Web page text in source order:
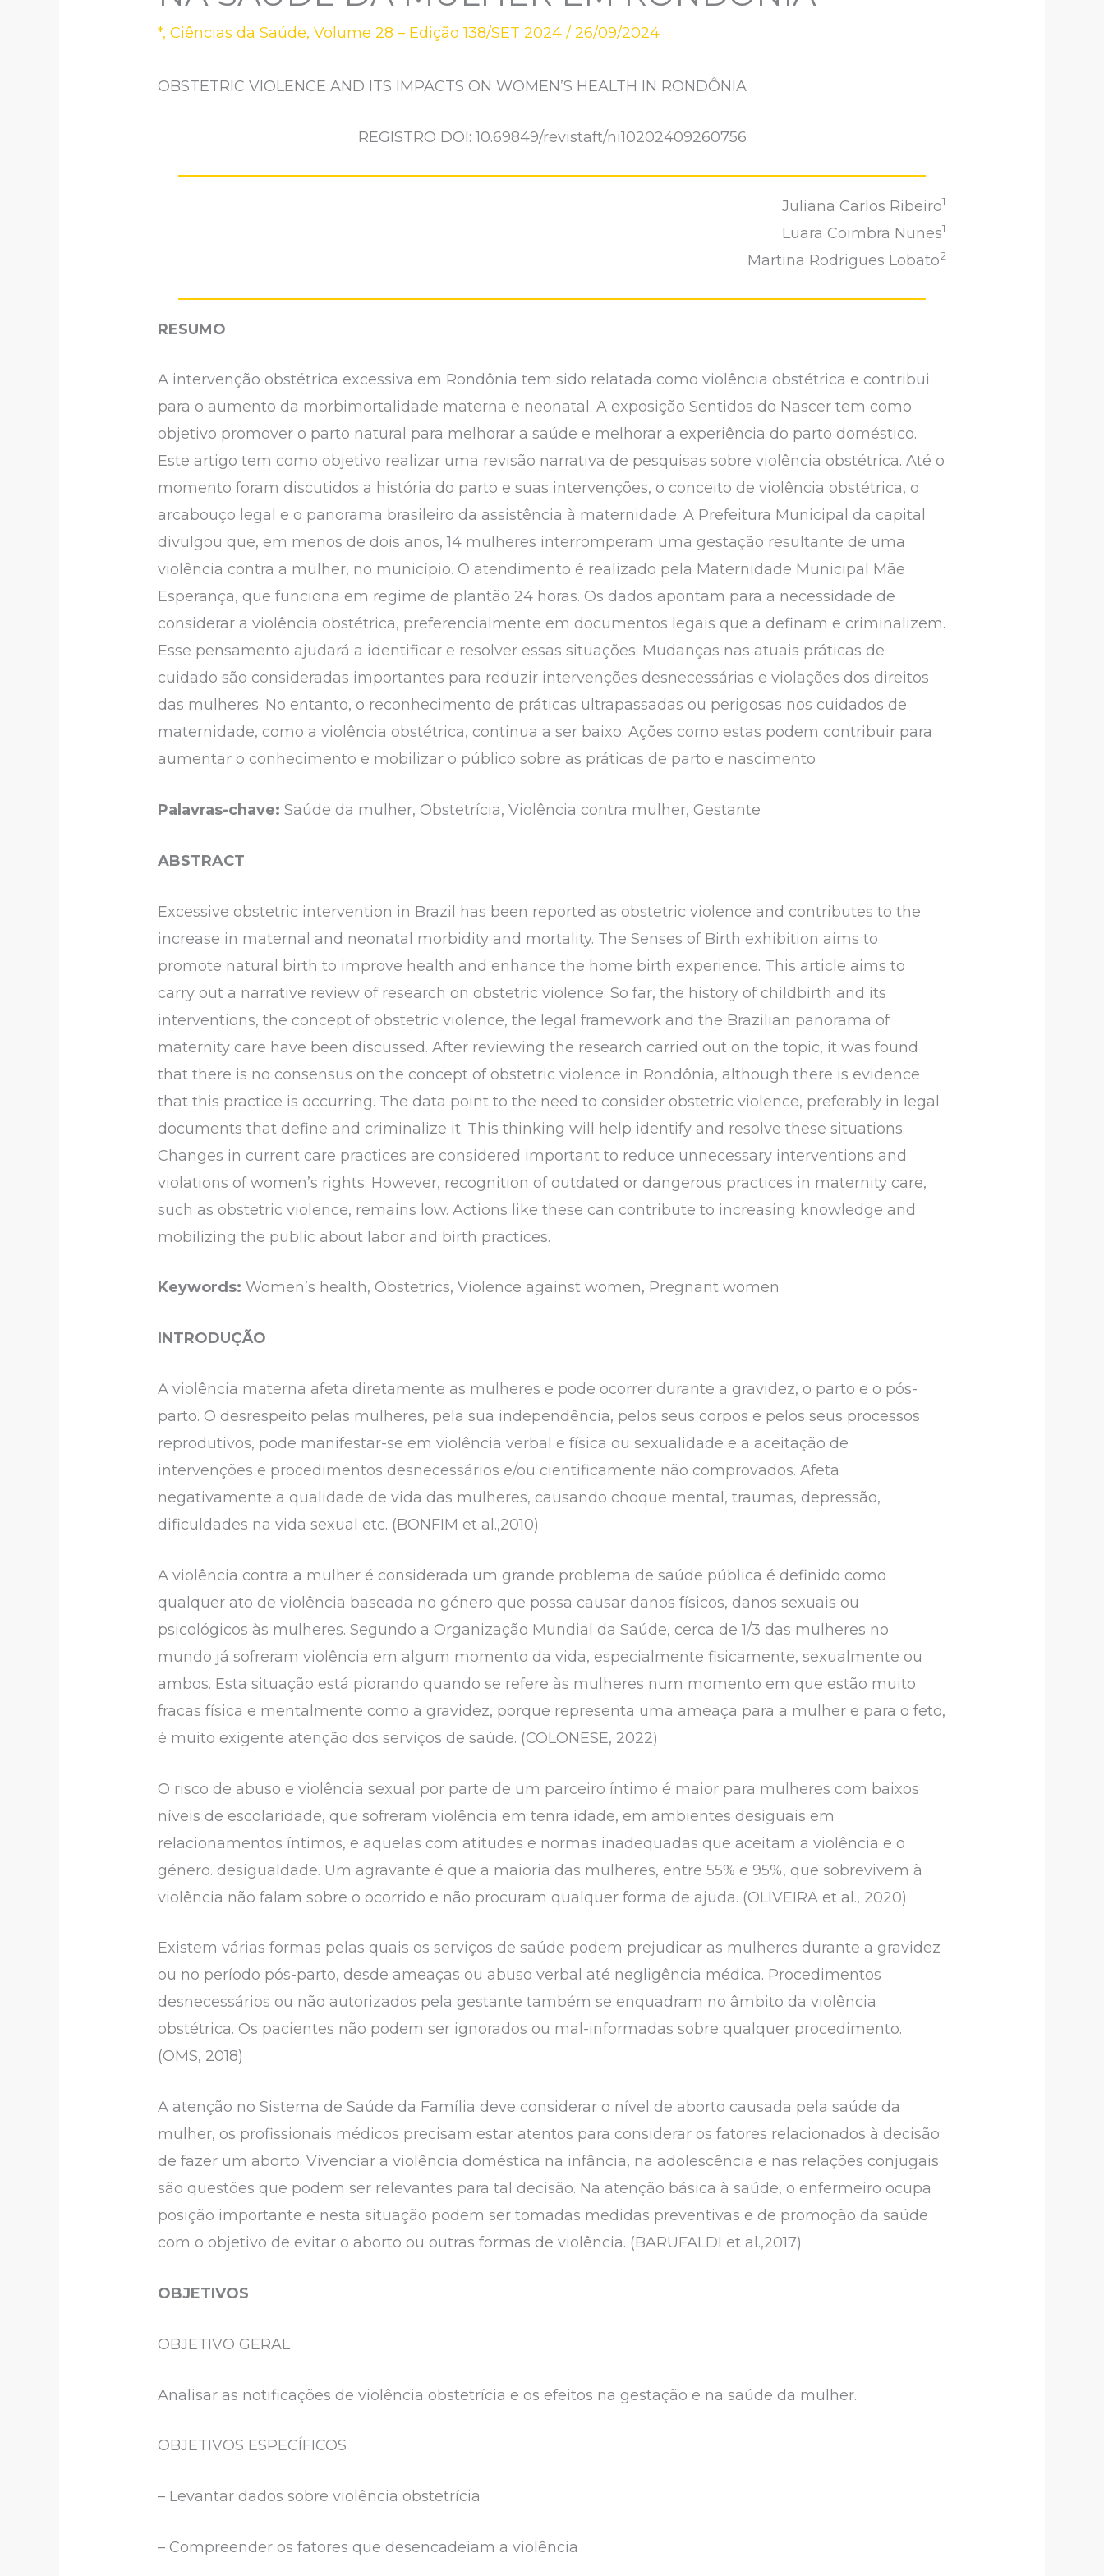
*,Ciências da Saúde,Volume 28 – Edição 138/SET 2024 /26/09/2024
OBSTETRIC VIOLENCE AND ITS IMPACTS ON WOMEN’S HEALTH IN RONDÔNIA
REGISTRO DOI: 10.69849/revistaft/ni10202409260756
Juliana Carlos Ribeiro1
Luara Coimbra Nunes1
Martina Rodrigues Lobato2
RESUMO
A intervenção obstétrica excessiva em Rondônia tem sido relatada como violência obstétrica e contribui
para o aumento da morbimortalidade materna e neonatal. A exposição Sentidos do Nascer tem como
objetivo promover o parto natural para melhorar a saúde e melhorar a experiência do parto doméstico.
Este artigo tem como objetivo realizar uma revisão narrativa de pesquisas sobre violência obstétrica. Até o
momento foram discutidos a história do parto e suas intervenções, o conceito de violência obstétrica, o
arcabouço legal e o panorama brasileiro da assistência à maternidade. A Prefeitura Municipal da capital
divulgou que, em menos de dois anos, 14 mulheres interromperam uma gestação resultante de uma
violência contra a mulher, no município. O atendimento é realizado pela Maternidade Municipal Mãe
Esperança, que funciona em regime de plantão 24 horas. Os dados apontam para a necessidade de
considerar a violência obstétrica, preferencialmente em documentos legais que a definam e criminalizem.
Esse pensamento ajudará a identificar e resolver essas situações. Mudanças nas atuais práticas de
cuidado são consideradas importantes para reduzir intervenções desnecessárias e violações dos direitos
das mulheres. No entanto, o reconhecimento de práticas ultrapassadas ou perigosas nos cuidados de
maternidade, como a violência obstétrica, continua a ser baixo. Ações como estas podem contribuir para
aumentar o conhecimento e mobilizar o público sobre as práticas de parto e nascimento
Palavras-chave: Saúde da mulher, Obstetrícia, Violência contra mulher, Gestante
ABSTRACT
Excessive obstetric intervention in Brazil has been reported as obstetric violence and contributes to the
increase in maternal and neonatal morbidity and mortality. The Senses of Birth exhibition aims to
promote natural birth to improve health and enhance the home birth experience. This article aims to
carry out a narrative review of research on obstetric violence. So far, the history of childbirth and its
interventions, the concept of obstetric violence, the legal framework and the Brazilian panorama of
maternity care have been discussed. After reviewing the research carried out on the topic, it was found
that there is no consensus on the concept of obstetric violence in Rondônia, although there is evidence
that this practice is occurring. The data point to the need to consider obstetric violence, preferably in legal
documents that define and criminalize it. This thinking will help identify and resolve these situations.
Changes in current care practices are considered important to reduce unnecessary interventions and
violations of women’s rights. However, recognition of outdated or dangerous practices in maternity care,
such as obstetric violence, remains low. Actions like these can contribute to increasing knowledge and
mobilizing the public about labor and birth practices.
Keywords: Women’s health, Obstetrics, Violence against women, Pregnant women
INTRODUÇÃO
A violência materna afeta diretamente as mulheres e pode ocorrer durante a gravidez, o parto e o pós-
parto. O desrespeito pelas mulheres, pela sua independência, pelos seus corpos e pelos seus processos
reprodutivos, pode manifestar-se em violência verbal e física ou sexualidade e a aceitação de
intervenções e procedimentos desnecessários e/ou cientificamente não comprovados. Afeta
negativamente a qualidade de vida das mulheres, causando choque mental, traumas, depressão,
dificuldades na vida sexual etc. (BONFIM et al.,2010)
A violência contra a mulher é considerada um grande problema de saúde pública é definido como
qualquer ato de violência baseada no género que possa causar danos físicos, danos sexuais ou
psicológicos às mulheres. Segundo a Organização Mundial da Saúde, cerca de 1/3 das mulheres no
mundo já sofreram violência em algum momento da vida, especialmente fisicamente, sexualmente ou
ambos. Esta situação está piorando quando se refere às mulheres num momento em que estão muito
fracas física e mentalmente como a gravidez, porque representa uma ameaça para a mulher e para o feto,
é muito exigente atenção dos serviços de saúde. (COLONESE, 2022)
O risco de abuso e violência sexual por parte de um parceiro íntimo é maior para mulheres com baixos
níveis de escolaridade, que sofreram violência em tenra idade, em ambientes desiguais em
relacionamentos íntimos, e aquelas com atitudes e normas inadequadas que aceitam a violência e o
género. desigualdade. Um agravante é que a maioria das mulheres, entre 55% e 95%, que sobrevivem à
violência não falam sobre o ocorrido e não procuram qualquer forma de ajuda. (OLIVEIRA et al., 2020)
Existem várias formas pelas quais os serviços de saúde podem prejudicar as mulheres durante a gravidez
ou no período pós-parto, desde ameaças ou abuso verbal até negligência médica. Procedimentos
desnecessários ou não autorizados pela gestante também se enquadram no âmbito da violência
obstétrica. Os pacientes não podem ser ignorados ou mal-informadas sobre qualquer procedimento.
(OMS, 2018)
A atenção no Sistema de Saúde da Família deve considerar o nível de aborto causada pela saúde da
mulher, os profissionais médicos precisam estar atentos para considerar os fatores relacionados à decisão
de fazer um aborto. Vivenciar a violência doméstica na infância, na adolescência e nas relações conjugais
são questões que podem ser relevantes para tal decisão. Na atenção básica à saúde, o enfermeiro ocupa
posição importante e nesta situação podem ser tomadas medidas preventivas e de promoção da saúde
com o objetivo de evitar o aborto ou outras formas de violência. (BARUFALDI et al.,2017)
OBJETIVOS
OBJETIVO GERAL
Analisar as notificações de violência obstetrícia e os efeitos na gestação e na saúde da mulher.
OBJETIVOS ESPECÍFICOS
– Levantar dados sobre violência obstetrícia
– Compreender os fatores que desencadeiam a violência